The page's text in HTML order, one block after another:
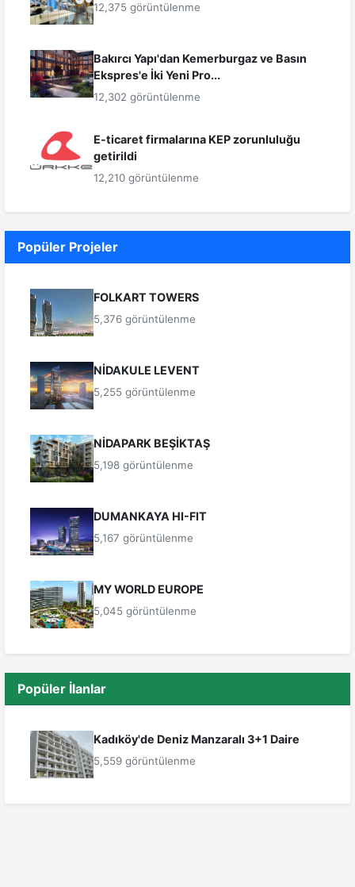
12,375 görüntülenme
Bakırcı Yapı'dan Kemerburgaz ve Basın
Ekspres'e İki Yeni Pro...
12,302 görüntülenme
E-ticaret firmalarına KEP zorunluluğu
getirildi
12,210 görüntülenme
Popüler Projeler
FOLKART TOWERS
5,376 görüntülenme
NİDAKULE LEVENT
5,255 görüntülenme
NİDAPARK BEŞİKTAŞ
5,198 görüntülenme
DUMANKAYA HI-FIT
5,167 görüntülenme
MY WORLD EUROPE
5,045 görüntülenme
Popüler İlanlar
Kadıköy'de Deniz Manzaralı 3+1 Daire
5,559 görüntülenme